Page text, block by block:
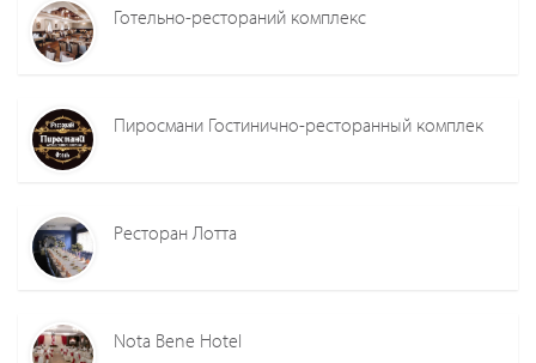
Готельно-рестораний комплекс
Пиросмани Гостинично-ресторанный комплек
Ресторан Лотта
Nota Bene Hotel